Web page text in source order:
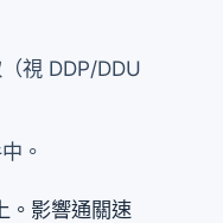
視 DDP/DDU
。
。影響通關速